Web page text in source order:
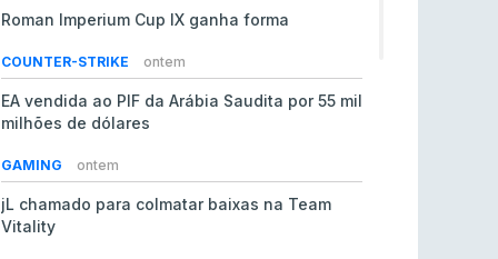
Roman Imperium Cup IX ganha forma
COUNTER-STRIKE ontem
EA vendida ao PIF da Arábia Saudita por 55 mil
milhões de dólares
GAMING ontem
jL chamado para colmatar baixas na Team
Vitality